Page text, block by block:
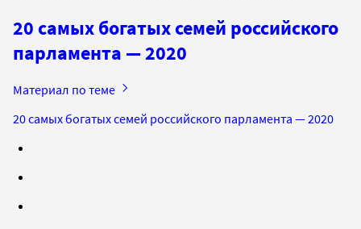
20 самых богатых семей российского
парламента — 2020
Материал по теме
20 самых богатых семей российского парламента — 2020